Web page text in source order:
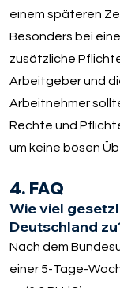
einem späteren
Besonders bei
zusätzliche
Arbeitgeber und
Arbeitnehmer
Rechte und
um keine bösen
4. FAQ
Wie viel
Deutschland
Nach dem
einer 5-Tage-